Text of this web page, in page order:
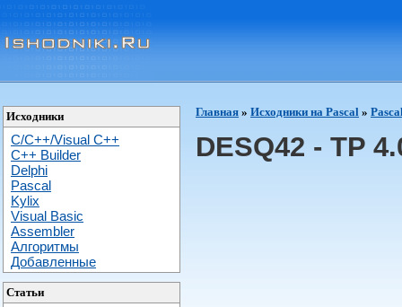
Исходники
C/C++/Visual C++
С++ Builder
Delphi
Pascal
Kylix
Visual Basic
Assembler
Алгоритмы
Добавленные
Статьи
Главная » Исходники на Pascal »
DESQ42 - TP